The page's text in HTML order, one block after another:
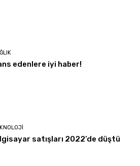
edenlere iyi haber!
satışları 2022’de düştü